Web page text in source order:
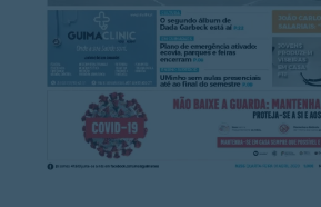
Rubricas
Jornal